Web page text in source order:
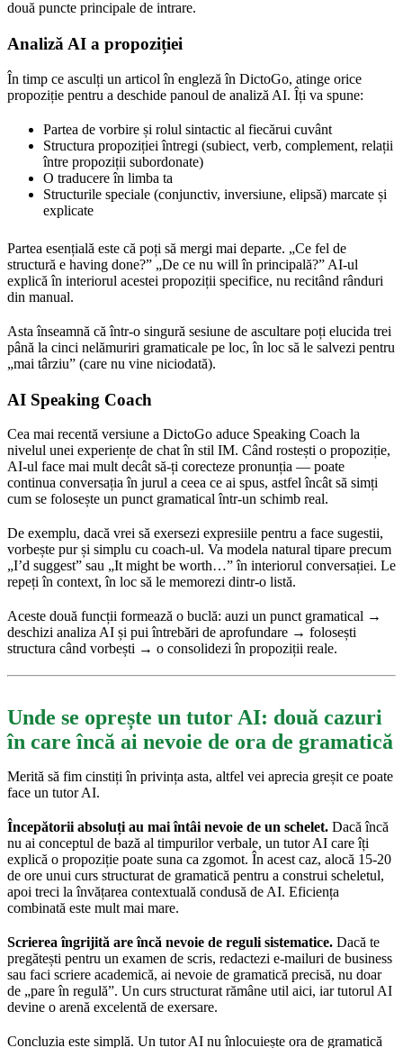
două puncte principale de intrare.
Analiză AI a propoziției
În timp ce asculți un articol în engleză în DictoGo, atinge orice
propoziție pentru a deschide panoul de analiză AI. Îți va spune:
Partea de vorbire și rolul sintactic al fiecărui cuvânt
Structura propoziției întregi (subiect, verb, complement, relații
între propoziții subordonate)
O traducere în limba ta
Structurile speciale (conjunctiv, inversiune, elipsă) marcate și
explicate
Partea esențială este că poți să mergi mai departe. „Ce fel de
structură e having done?” „De ce nu will în principală?” AI-ul
explică în interiorul acestei propoziții specifice, nu recitând rânduri
din manual.
Asta înseamnă că într-o singură sesiune de ascultare poți elucida trei
până la cinci nelămuriri gramaticale pe loc, în loc să le salvezi pentru
„mai târziu” (care nu vine niciodată).
AI Speaking Coach
Cea mai recentă versiune a DictoGo aduce Speaking Coach la
nivelul unei experiențe de chat în stil IM. Când rostești o propoziție,
AI-ul face mai mult decât să-ți corecteze pronunția — poate
continua conversația în jurul a ceea ce ai spus, astfel încât să simți
cum se folosește un punct gramatical într-un schimb real.
De exemplu, dacă vrei să exersezi expresiile pentru a face sugestii,
vorbește pur și simplu cu coach-ul. Va modela natural tipare precum
„I’d suggest” sau „It might be worth…” în interiorul conversației. Le
repeți în context, în loc să le memorezi dintr-o listă.
Aceste două funcții formează o buclă: auzi un punct gramatical →
deschizi analiza AI și pui întrebări de aprofundare → folosești
structura când vorbești → o consolidezi în propoziții reale.
Unde se oprește un tutor AI: două cazuri
în care încă ai nevoie de ora de gramatică
Merită să fim cinstiți în privința asta, altfel vei aprecia greșit ce poate
face un tutor AI.
Începătorii absoluți au mai întâi nevoie de un schelet. Dacă încă
nu ai conceptul de bază al timpurilor verbale, un tutor AI care îți
explică o propoziție poate suna ca zgomot. În acest caz, alocă 15-20
de ore unui curs structurat de gramatică pentru a construi scheletul,
apoi treci la învățarea contextuală condusă de AI. Eficiența
combinată este mult mai mare.
Scrierea îngrijită are încă nevoie de reguli sistematice. Dacă te
pregătești pentru un examen de scris, redactezi e-mailuri de business
sau faci scriere academică, ai nevoie de gramatică precisă, nu doar
de „pare în regulă”. Un curs structurat rămâne util aici, iar tutorul AI
devine o arenă excelentă de exersare.
Concluzia este simplă. Un tutor AI nu înlocuiește ora de gramatică